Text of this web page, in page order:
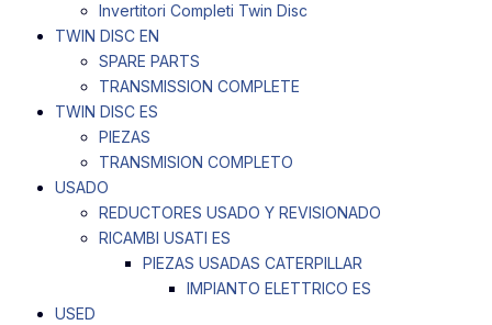
Invertitori Completi Twin Disc
TWIN DISC EN
SPARE PARTS
TRANSMISSION COMPLETE
TWIN DISC ES
PIEZAS
TRANSMISION COMPLETO
USADO
REDUCTORES USADO Y REVISIONADO
RICAMBI USATI ES
PIEZAS USADAS CATERPILLAR
IMPIANTO ELETTRICO ES
USED